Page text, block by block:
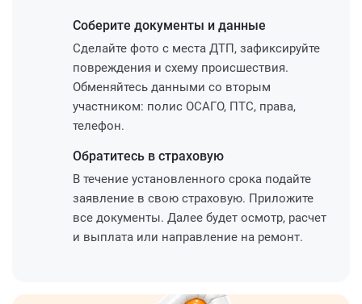
Соберите документы и данные
Сделайте фото с места ДТП, зафиксируйте
повреждения и схему происшествия.
Обменяйтесь данными со вторым
участником: полис ОСАГО, ПТС, права,
телефон.
Обратитесь в страховую
В течение установленного срока подайте
заявление в свою страховую. Приложите
все документы. Далее будет осмотр, расчет
и выплата или направление на ремонт.